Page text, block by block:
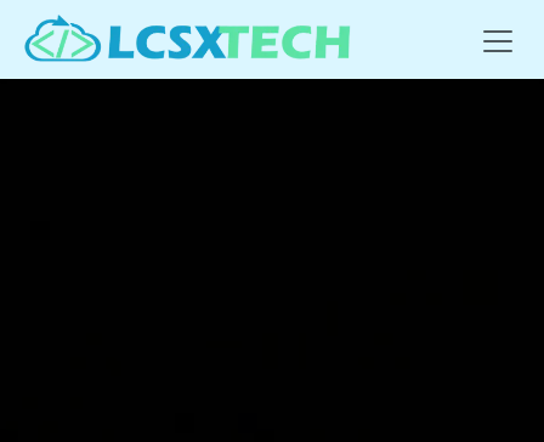
Se rendre au contenu